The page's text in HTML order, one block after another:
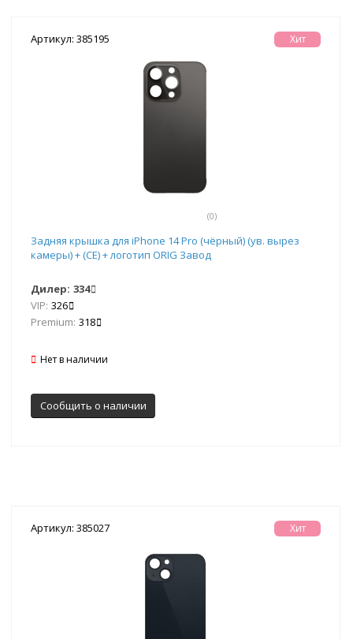
Артикул: 385195
(0)
Хит
Задняя крышка для iPhone 14 Pro (чёрный) (ув. вырез
камеры) + (СЕ) + логотип ORIG Завод
Дилер: 334
VIP: 326
Premium: 318
Нет в наличии
Сообщить о наличии
Артикул: 385027 Хит